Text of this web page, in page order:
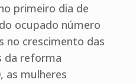
primeiro dia de
ocupado número
no crescimento das
da reforma
as mulheres